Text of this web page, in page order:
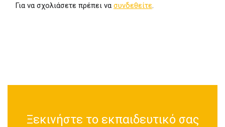
Για να σχολιάσετε πρέπει να συνδεθείτε.
Ξεκινήστε το εκπαιδευτικό σας